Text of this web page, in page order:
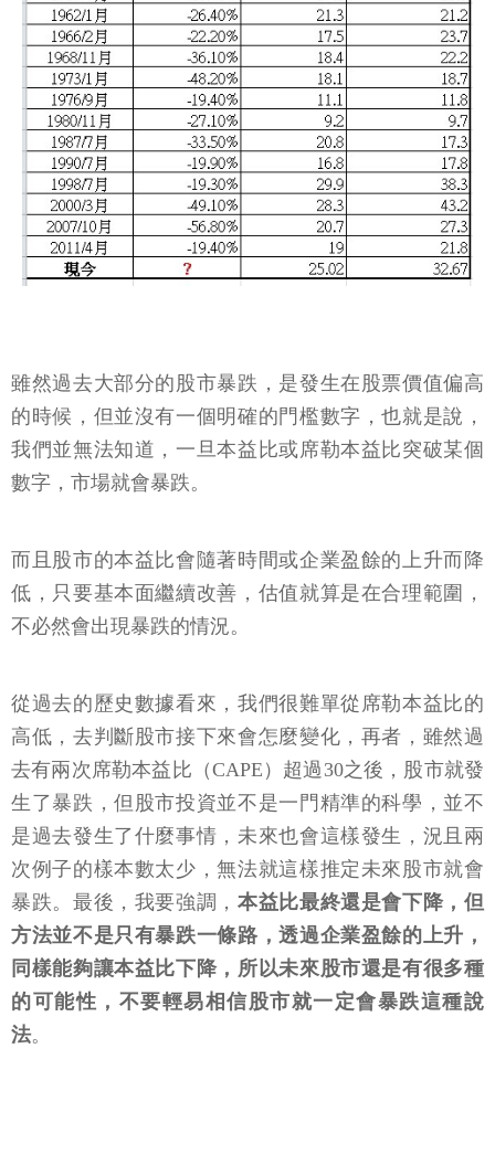
雖然過去大部分的股市暴跌，是發生在股票價值偏高
的時候，但並沒有一個明確的門檻數字，也就是說，
我們並無法知道，一旦本益比或席勒本益比突破某個
數字，市場就會暴跌。
而且股市的本益比會隨著時間或企業盈餘的上升而降
低，只要基本面繼續改善，估值就算是在合理範圍，
不必然會出現暴跌的情況。
從過去的歷史數據看來，我們很難單從席勒本益比的
高低，去判斷股市接下來會怎麼變化，再者，雖然過
去有兩次席勒本益比（CAPE）超過30之後，股市就發
生了暴跌，但股市投資並不是一門精準的科學，並不
是過去發生了什麼事情，未來也會這樣發生，況且兩
次例子的樣本數太少，無法就這樣推定未來股市就會
暴跌。最後，我要強調， 本益比最終還是會下降，但
方法並不是只有暴跌一條路，透過企業盈餘的上升，
同樣能夠讓本益比下降，所以未來股市還是有很多種
的可能性，不要輕易相信股市就一定會暴跌這種說
法。